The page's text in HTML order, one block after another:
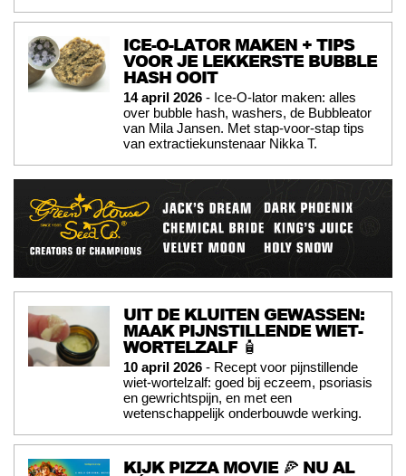
ICE-O-LATOR MAKEN + TIPS
VOOR JE LEKKERSTE BUBBLE
HASH OOIT
14 april 2026 - Ice-O-lator maken: alles
over bubble hash, washers, de Bubbleator
van Mila Jansen. Met stap-voor-stap tips
van extractiekunstenaar Nikka T.
UIT DE KLUITEN GEWASSEN:
MAAK PIJNSTILLENDE WIET-
WORTELZALF 🧴
10 april 2026 - Recept voor pijnstillende
wiet-wortelzalf: goed bij eczeem, psoriasis
en gewrichtspijn, en met een
wetenschappelijk onderbouwde werking.
KIJK PIZZA MOVIE 🍕 NU AL